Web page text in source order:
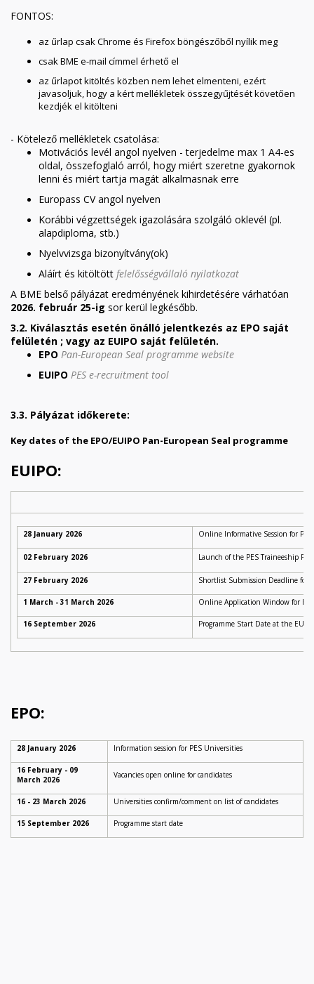
FONTOS:
az űrlap csak Chrome és Firefox böngészőből nyílik meg
csak BME e-mail címmel érhető el
az űrlapot kitöltés közben nem lehet elmenteni, ezért
javasoljuk, hogy a kért mellékletek összegyűjtését követően
kezdjék el kitölteni
- Kötelező mellékletek csatolása:
Motivációs levél angol nyelven - terjedelme max 1 A4-es
oldal, összefoglaló arról, hogy miért szeretne gyakornok
lenni és miért tartja magát alkalmasnak erre
​Europass CV angol nyelven
Korábbi végzettségek igazolására szolgáló oklevél (pl.
alapdiploma, stb.)
Nyelvvizsga bizonyítvány(ok)
Aláírt és kitöltött felelősségvállaló nyilatkozat
A BME belső pályázat eredményének kihirdetésére várhatóan
2026. február 25-ig sor kerül legkésőbb.
3.2. Kiválasztás esetén önálló jelentkezés az EPO saját
felületén ; vagy az EUIPO saját felületén.
EPO Pan-European Seal programme website
EUIPO PES e-recruitment tool
3.3. Pályázat időkerete:
Key dates of the EPO/EUIPO Pan-European Seal programme
EUIPO:
28 January 2026 Online Informative Session for
02 February 2026 Launch of the PES Traineeship
27 February 2026 Shortlist Submission Deadline for
1 March - 31 March 2026 Online Application Window for
16 September 2026 Programme Start Date at the
EPO:
28 January 2026 Information session for PES Universities
16 February - 09
March 2026
Vacancies open online for candidates
16 - 23 March 2026 Universities confirm/comment on list of candidates
15 September 2026 Programme start date